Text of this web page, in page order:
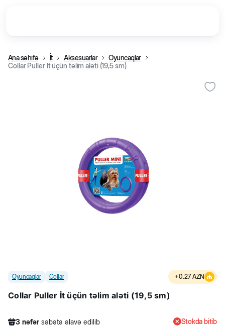
Ana səhifə İt Aksesuarlar
Oyuncaqlar
Collar Puller İt üçün təlim aləti (19,5 sm)
Oyuncaqlar Collar +0.27 AZN
Collar Puller İt üçün təlim aləti (19,5 sm)
3 nəfər səbətə əlavə edilib
Stokda bitib